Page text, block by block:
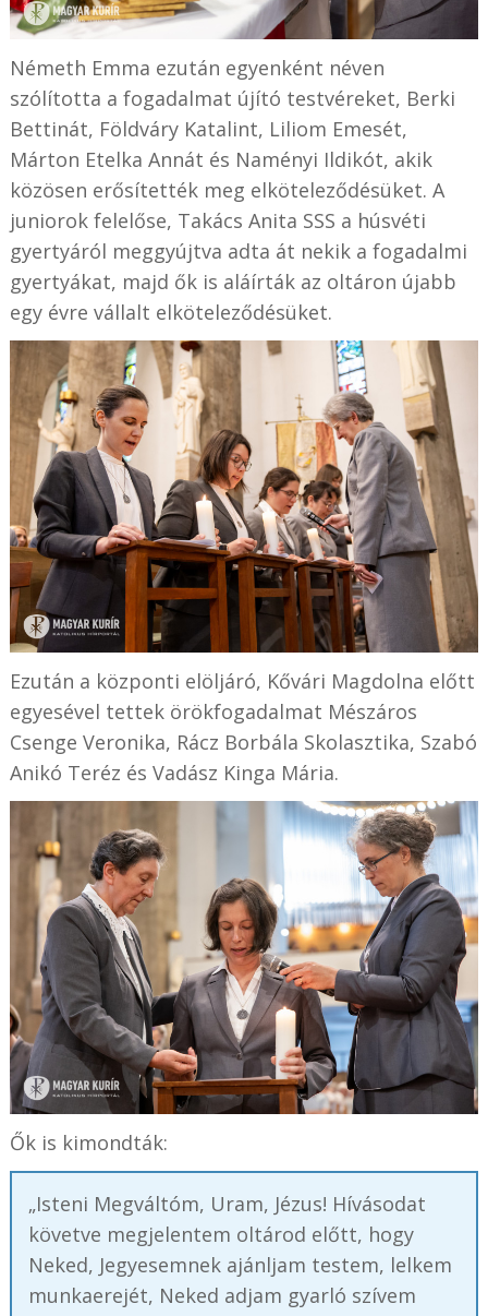
Németh Emma ezután egyenként néven
szólította a fogadalmat újító testvéreket, Berki
Bettinát, Földváry Katalint, Liliom Emesét,
Márton Etelka Annát és Naményi Ildikót, akik
közösen erősítették meg elköteleződésüket. A
juniorok felelőse, Takács Anita SSS a húsvéti
gyertyáról meggyújtva adta át nekik a fogadalmi
gyertyákat, majd ők is aláírták az oltáron újabb
egy évre vállalt elköteleződésüket.
Ezután a központi elöljáró, Kővári Magdolna előtt
egyesével tettek örökfogadalmat Mészáros
Csenge Veronika, Rácz Borbála Skolasztika, Szabó
Anikó Teréz és Vadász Kinga Mária.
Ők is kimondták:
„Isteni Megváltóm, Uram, Jézus! Hívásodat
követve megjelentem oltárod előtt, hogy
Neked, Jegyesemnek ajánljam testem, lelkem
munkaerejét, Neked adjam gyarló szívem